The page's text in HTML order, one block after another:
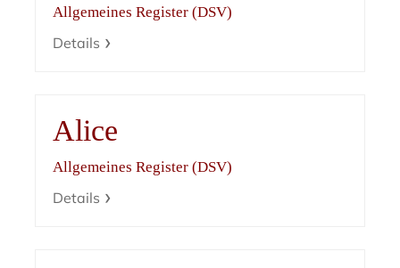
Allgemeines Register (DSV)
Details
Alice
Allgemeines Register (DSV)
Details